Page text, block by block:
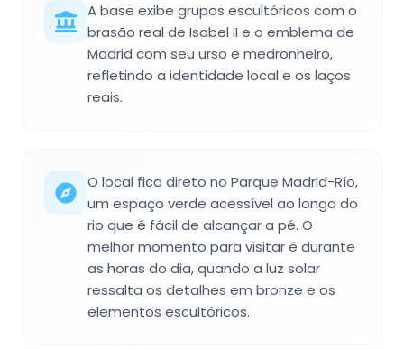
A base exibe grupos escultóricos com o
brasão real de Isabel II e o emblema de
Madrid com seu urso e medronheiro,
refletindo a identidade local e os laços
reais.
O local fica direto no Parque Madrid-Río,
um espaço verde acessível ao longo do
rio que é fácil de alcançar a pé. O
melhor momento para visitar é durante
as horas do dia, quando a luz solar
ressalta os detalhes em bronze e os
elementos escultóricos.